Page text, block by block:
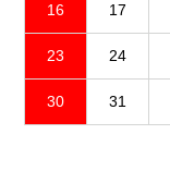
16 17
23 24
30 31